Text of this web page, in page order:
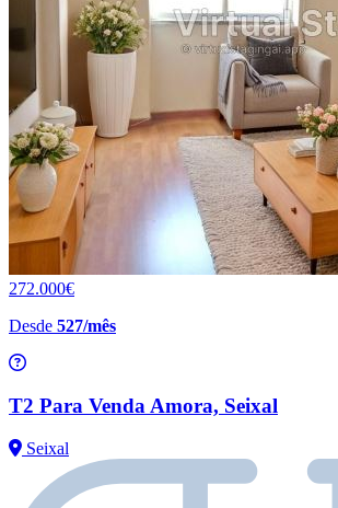
272.000€
Desde 527/mês
T2 Para Venda Amora, Seixal
Seixal